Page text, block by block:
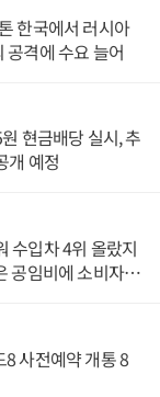
한국에서 러시아
격에 수요 늘어
현금배당 실시, 추
개 예정
수입차 4위 올랐지
공임비에 소비자
사전예약 개통 8